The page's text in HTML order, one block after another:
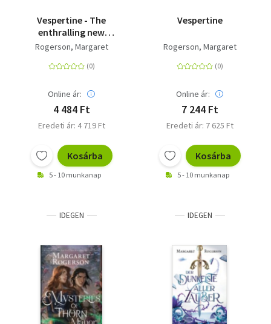
Vespertine - The
enthralling new
fantasy from the New
author of Sorcery of
Enchantment of
Ravens
Rogerson, Margaret
Online ár:
4 484 Ft
Eredeti ár: 4 719 Ft
Kosárba
5 - 10 munkanap
Vespertine
Rogerson, Margaret
Online ár:
7 244 Ft
Eredeti ár: 7 625 Ft
Kosárba
5 - 10 munkanap
IDEGEN IDEGEN